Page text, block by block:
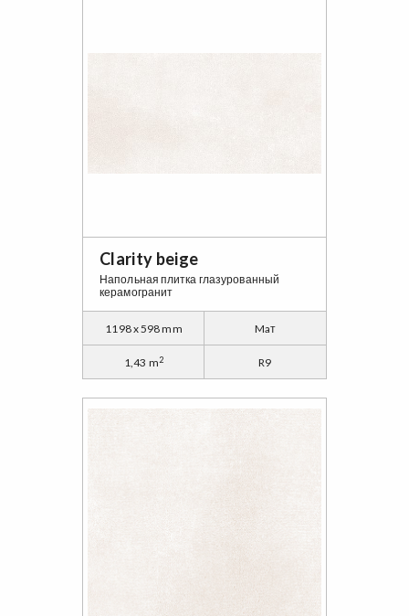
Clarity beige
Напольная плитка глазурованный
керамогранит
1198 x 598 mm Maт
1,43 m2 R9